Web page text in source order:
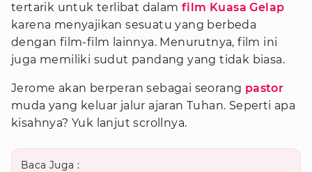
tertarik untuk terlibat dalam film Kuasa Gelap
karena menyajikan sesuatu yang berbeda
dengan film-film lainnya. Menurutnya, film ini
juga memiliki sudut pandang yang tidak biasa.
Jerome akan berperan sebagai seorang pastor
muda yang keluar jalur ajaran Tuhan. Seperti apa
kisahnya? Yuk lanjut scrollnya.
Baca Juga :